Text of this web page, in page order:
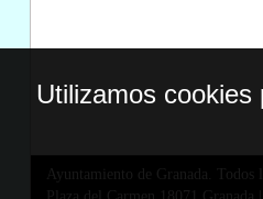
Ayuntamiento de Granada. Todos
Utilizamos